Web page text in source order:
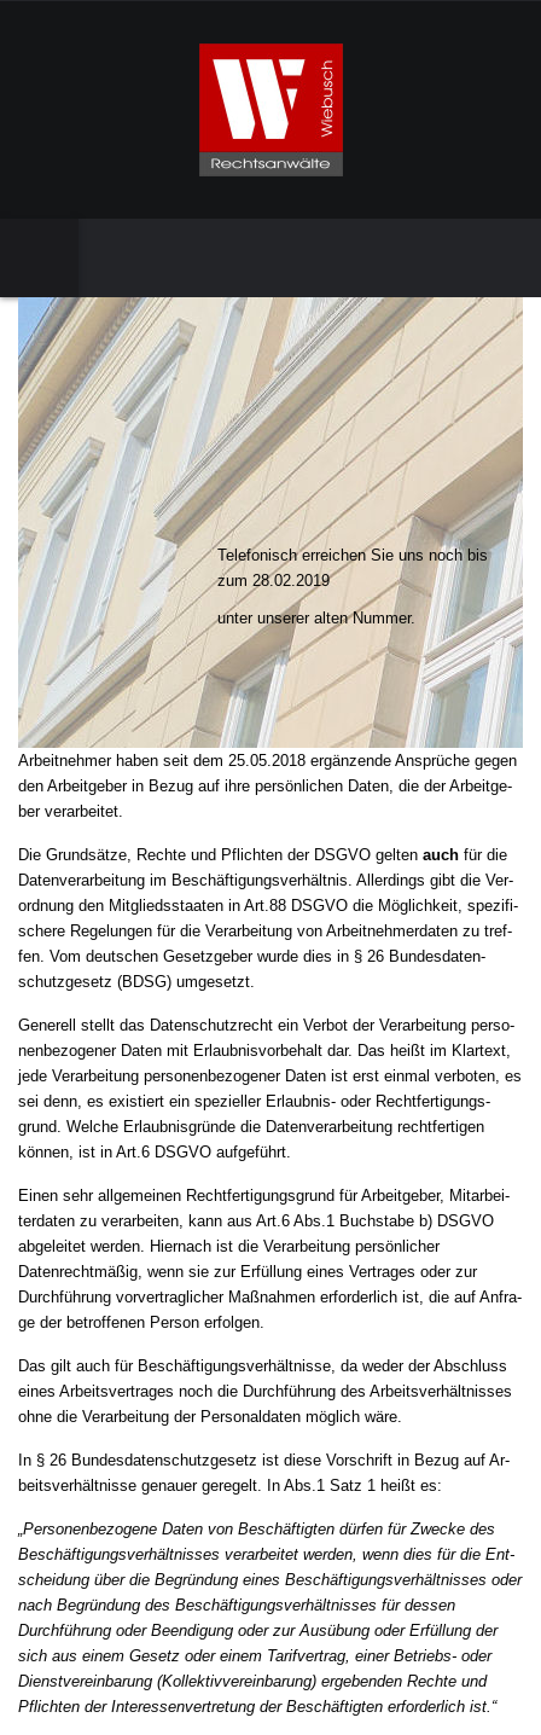
Telefonisch erreichen Sie uns noch bis
zum 28.02.2019
unter unserer alten Nummer.
Ar­beit­neh­mer ha­ben seit dem 25.05.2018 ergänzende Ansprüche ge­gen
den Ar­beit­ge­ber in Be­zug auf ihre persönlichen Da­ten, die der Ar­beit­ge­
ber ver­ar­bei­tet.
Die Grundsätze, Rech­te und Pflich­ten der DSGVO gel­ten auch für die
Da­ten­ver­ar­bei­tung im Beschäfti­gungs­verhält­nis. Al­ler­dings gibt die Ver­
ord­nung den Mit­glieds­staa­ten in Art.88 DSGVO die Möglich­keit, spe­zi­fi­
sche­re Re­ge­lun­gen für die Ver­ar­bei­tung von Ar­beit­neh­mer­da­ten zu tref­
fen. Vom deutschen Gesetzgeber wur­de dies in § 26 Bun­des­da­ten­
schutz­ge­setz (BDSG) um­ge­setzt.
Ge­ne­rell stellt das Da­ten­schutz­recht ein Ver­bot der Ver­ar­bei­tung per­so­
nen­be­zo­ge­ner Da­ten mit Er­laub­nis­vor­be­halt dar. Das heißt im Klartext,
je­de Ver­ar­bei­tung per­so­nen­be­zo­ge­ner Da­ten ist erst ein­mal ver­bo­ten, es
sei denn, es existiert ein spe­zi­el­ler Er­laub­nis- oder Recht­fer­ti­gungs­
grund. Wel­che Er­laub­nis­gründe die Da­ten­ver­ar­bei­tung recht­fer­ti­gen
können, ist in Art.6 DSGVO aufgeführt.
Einen sehr all­ge­mei­nen Recht­fer­ti­gungs­grund für Ar­beit­ge­ber, Mit­ar­bei­
ter­da­ten zu ver­ar­bei­ten, kann aus Art.6 Abs.1 Buch­sta­be b) DSGVO
abgeleitet werden. Hiernach ist die Ver­ar­bei­tung persönlicher
Datenrechtmäßig, wenn sie zur Erfüllung ei­nes Ver­tra­ges oder zur
Durchführung vor­ver­trag­li­cher Maßnah­men er­for­der­lich ist, die auf An­fra­
ge der be­trof­fe­nen Per­son er­fol­gen.
Das gilt auch für Beschäfti­gungs­verhält­nis­se, da we­der der Ab­schluss
ei­nes Ar­beits­ver­tra­ges noch die Durchführung des Ar­beits­verhält­nis­ses
oh­ne die Ver­ar­bei­tung der Per­so­nal­da­ten möglich wäre.
In § 26 Bundesdatenschutzgesetz ist die­se Vor­schrift in Be­zug auf Ar­
beits­verhält­nis­se genauer geregelt. In Abs.1 Satz 1 heißt es:
„Per­so­nen­be­zo­ge­ne Da­ten von Beschäftig­ten dürfen für Zwe­cke des
Beschäfti­gungs­verhält­nis­ses ver­ar­bei­tet wer­den, wenn dies für die Ent­
schei­dung über die Be­gründung ei­nes Beschäfti­gungs­verhält­nis­ses oder
nach Be­gründung des Beschäfti­gungs­verhält­nis­ses für des­sen
Durchführung oder Be­en­di­gung oder zur Ausübung oder Erfüllung der
sich aus ei­nem Ge­setz oder ei­nem Ta­rif­ver­trag, ei­ner Be­triebs- oder
Dienst­ver­ein­ba­rung (Kol­lek­tiv­ver­ein­ba­rung) er­ge­ben­den Rech­te und
Pflich­ten der In­ter­es­sen­ver­tre­tung der Beschäftig­ten er­for­der­lich ist.“